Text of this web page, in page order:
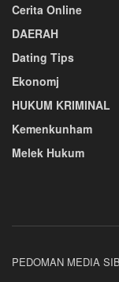
Cerita Online
DAERAH
Dating Tips
Ekonomj
HUKUM KRIMINAL
Kemenkunham
Melek Hukum
PEDOMAN MEDIA